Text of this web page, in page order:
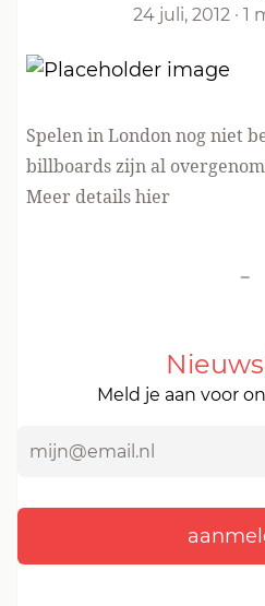
24 juli, 2012 · 1
Spelen in London nog niet
billboards zijn al
Meer details hier
-
Meld je aan voor